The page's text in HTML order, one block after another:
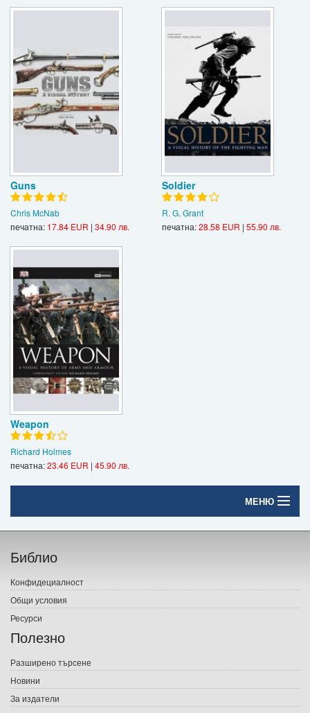
Guns
Chris McNab
печатна: 17.84 EUR | 34.90 лв.
Soldier
R. G. Grant
печатна:28.58 EUR | 55.90 лв.
Weapon
Richard Holmes
печатна:23.46 EUR | 45.90 лв.
МЕНЮ
Начало
Печатни книги
Електронни книги
Е-списания
Подаръци
Библио
Конфидециалност
Общи условия
Ресурси
Полезно
Разширено търсене
Новини
За издатели